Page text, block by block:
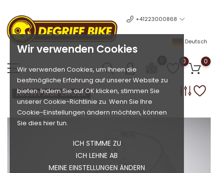
Wir verwenden Cookies
Wir verwenden Cookies, um Ihnen die
bestmögliche Erfahrung auf unserer Website zu
bieten. Indem Sie auf OK klicken, stimmen Sie
unserer Cookie-Richtlinie zu. Wenn Sie Ihre
Cookie-Einstellungen ändern möchten, können
Sie dies hier tun.
ICH STIMME ZU
ICH LEHNE AB
MEINE EINSTELLUNGEN ÄNDERN
+41223000868
Deutsch
0 0
NICHT AUF LAGER